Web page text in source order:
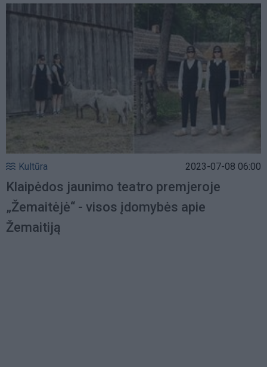
Kultūra 2023-07-08 06:00
Klaipėdos jaunimo teatro premjeroje
„Žemaitėjė“ - visos įdomybės apie
Žemaitiją